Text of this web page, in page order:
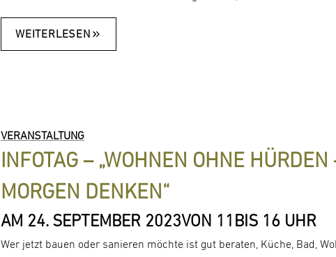
WEITERLESEN
VERANSTALTUNG
INFOTAG – „WOHNEN OHNE
MORGEN DENKEN“
AM 24. SEPTEMBER 2023VON 11 BIS 16 UHR
Wer jetzt bauen oder sanieren möchte ist gut beraten, Küche, Bad,